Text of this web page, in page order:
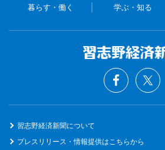
暮らす・働く 学ぶ・知る
習志野経済新聞について
プレスリリース・情報提供はこちらから